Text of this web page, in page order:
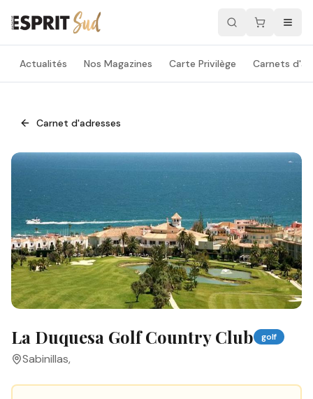
Actualités Nos Magazines Carte Privilège Carnets
Carnet d'adresses
La Duquesa Golf Country Club golf
Sabinillas,